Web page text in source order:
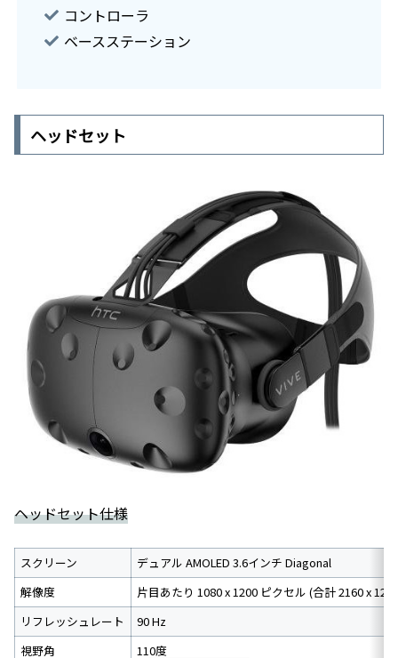
コントローラ
ベースステーション
ヘッドセット
ヘッドセット仕様
スクリーン
デュアル AMOLED 3.6インチ Diagonal
解像度
片目あたり 1080 x 1200 ピクセル (合計 2160 x
リフレッシュレート
90 Hz
視野角
110度